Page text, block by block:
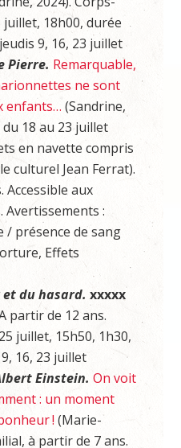
juillet, 18h00, durée
9, 16, 23 juillet
Pierre. Remarquable,
ne sont
enfants… (Sandrine,
18 au 23 juillet
en navette compris
culturel Jean Ferrat).
Accessible aux
Avertissements :
/ présence de sang
Effets
et du hasard.xxxxx
partir de 12 ans.
juillet, 15h50, 1h30,
16, 23 juillet
Einstein. On voit
: un moment
!(Marie-
à partir de 7 ans.